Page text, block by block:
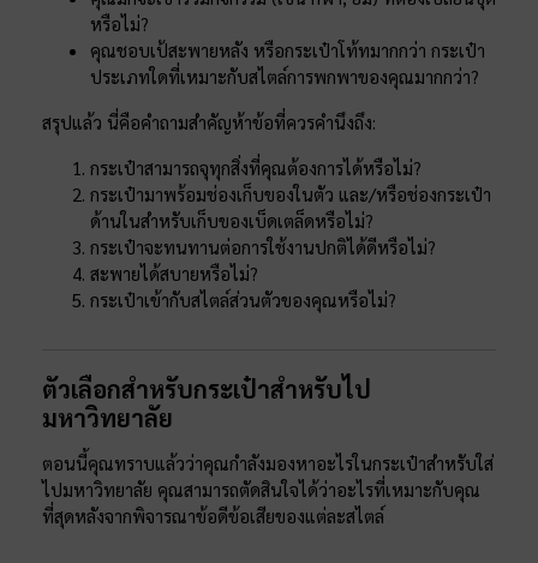
หรือไม่?
คุณชอบเป้สะพายหลัง หรือกระเป๋าโท้ทมากกว่า กระเป๋า
ประเภทใดที่เหมาะกับสไตล์การพกพาของคุณมากกว่า?
สรุปแล้ว นี่คือคำถามสำคัญห้าข้อที่ควรคำนึงถึง:
กระเป๋าสามารถจุทุกสิ่งที่คุณต้องการได้หรือไม่?
กระเป๋ามาพร้อมช่องเก็บของในตัว และ/หรือช่องกระเป๋า
ด้านในสำหรับเก็บของเบ็ดเตล็ดหรือไม่?
กระเป๋าจะทนทานต่อการใช้งานปกติได้ดีหรือไม่?
สะพายได้สบายหรือไม่?
กระเป๋าเข้ากับสไตล์ส่วนตัวของคุณหรือไม่?
ตัวเลือกสำหรับกระเป๋าสำหรับไป
มหาวิทยาลัย
ตอนนี้คุณทราบแล้วว่าคุณกำลังมองหาอะไรในกระเป๋าสำหรับใส่
ไปมหาวิทยาลัย คุณสามารถตัดสินใจได้ว่าอะไรที่เหมาะกับคุณ
ที่สุดหลังจากพิจารณาข้อดีข้อเสียของแต่ละสไตล์